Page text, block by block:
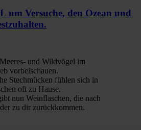
um Versuche, den Ozean und
und Wildvögel im
vorbeischauen.
Stechmücken fühlen sich in
oft zu Hause.
nun Weinflaschen, die nach
zu dir zurückkommen.